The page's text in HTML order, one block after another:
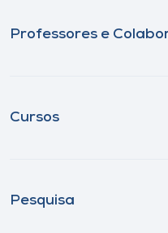
Professores e
Cursos
Pesquisa